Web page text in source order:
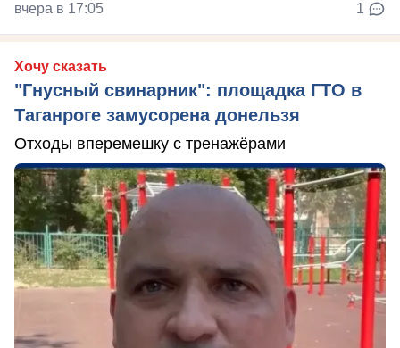
вчера в 17:05 1
Хочу сказать
"Гнусный свинарник": площадка ГТО в
Таганроге замусорена донельзя
Отходы вперемешку с тренажёрами